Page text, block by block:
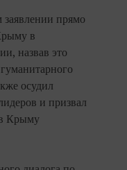
прямо
в
назвав это
осудил
и призвал
Крыму